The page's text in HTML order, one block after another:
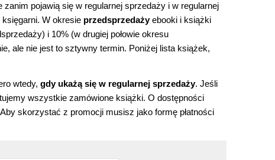
pojawią się w regularnej sprzedaży i w regularnej
W okresie przedsprzedażyebooki i książki
i 10% (w drugiej połowie okresu
ale nie jest to sztywny termin. Poniżej lista książek,
wtedy, gdy ukażą się w regularnej sprzedaży. Jeśli
wszystkie zamówione książki. O dostępności
skorzystać z promocji musisz jako formę płatności